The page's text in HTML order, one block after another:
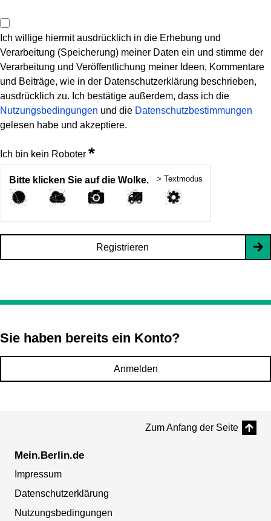
Ich willige hiermit ausdrücklich in die Erhebung und
Verarbeitung (Speicherung) meiner Daten ein und stimme der
Verarbeitung und Veröffentlichung meiner Ideen, Kommentare
und Beiträge, wie in der Datenschutzerklärung beschrieben,
ausdrücklich zu. Ich bestätige außerdem, dass ich die
Nutzungsbedingungen und die Datenschutzbestimmungen
gelesen habe und akzeptiere.
Ich bin kein Roboter *
Bitte klicken Sie auf die Wolke. > Textmodus
Registrieren
Sie haben bereits ein Konto?
Anmelden
Zum Anfang der Seite
Mein.Berlin.de
Impressum
Datenschutzerklärung
Nutzungsbedingungen